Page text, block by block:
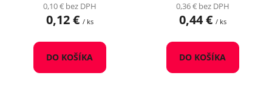
0,10 € bez DPH
0,12 € / ks
DO KOŠÍKA
0,36 € bez DPH
0,44 € / ks
DO KOŠÍKA